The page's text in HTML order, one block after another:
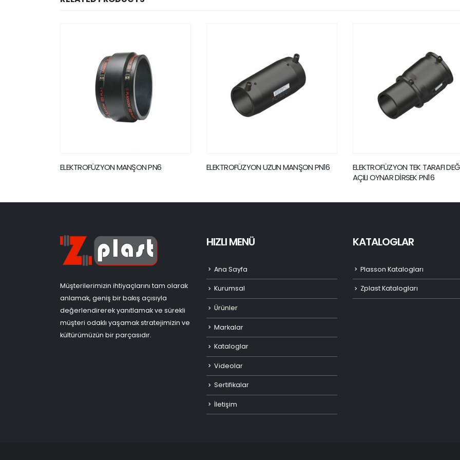
ELEKTROFÜZYON UZUN MANŞON PN16
ELEKTROFÜZYON TEK TARAFI DEĞİŞKEN
ELEKTROFÜZYON Y REDÜKSİYON
Müşterilerimizin ihtiyaçlarını tam olarak
anlamak, geniş bir bakış açısıyla
değerlendirerek yanıtlamak ve sürekli
müşteri odaklı yaşamak stratejimizin ve
kültürümüzün bir parçasıdır.
HIZLI MENÜ
Ana Sayfa
Kurumsal
Ürünler
Markalar
Kataloglar
Videolar
Sertifikalar
İletişim
KATALOGLAR
Plasson Katalogları
Zplast Katalogları